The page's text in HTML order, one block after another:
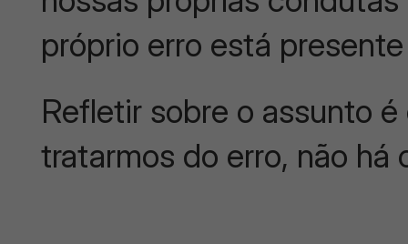
próprio erro está
Refletir sobre o assunto
tratarmos do erro, não há